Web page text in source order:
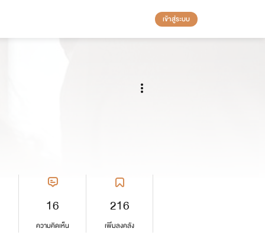
เข้าสู่ระบบ
16
ความคิดเห็น
216
เพิ่มลงคลัง